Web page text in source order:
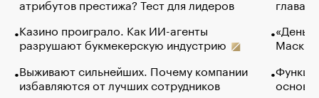
атрибутов престижа? Тест для лидеров
Казино проиграло. Как ИИ-агенты
разрушают букмекерскую индустрию
Выживают сильнейших. Почему компании
избавляются от лучших сотрудников
глава
Маск в
основ